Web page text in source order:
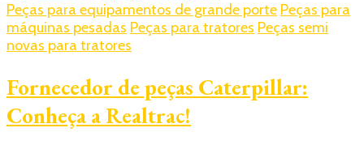
Peças para equipamentos de grande porte Peças para
máquinas pesadas Peças para tratores Peças semi
novas para tratores
Fornecedor de peças Caterpillar:
Conheça a Realtrac!